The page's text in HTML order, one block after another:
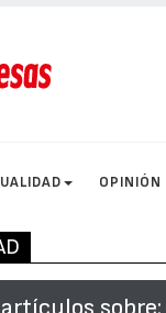
OPINIÓN